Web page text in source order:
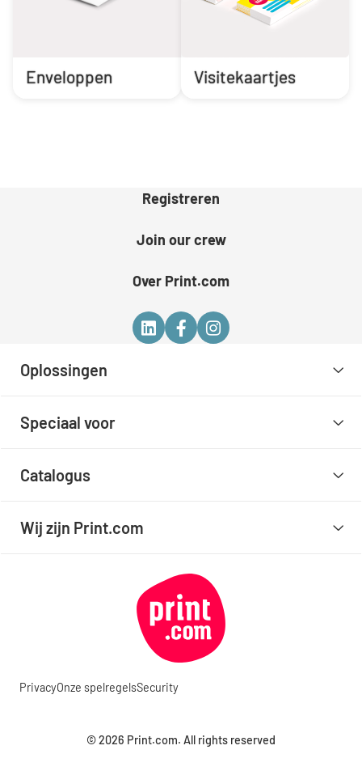
Enveloppen Visitekaartjes
Registreren
Join our crew
Over Print.com
Oplossingen
Speciaal voor
Catalogus
Wij zijn Print.com
© 2026 Print.com. All rights reserved
PrivacyOnze spelregelsSecurity